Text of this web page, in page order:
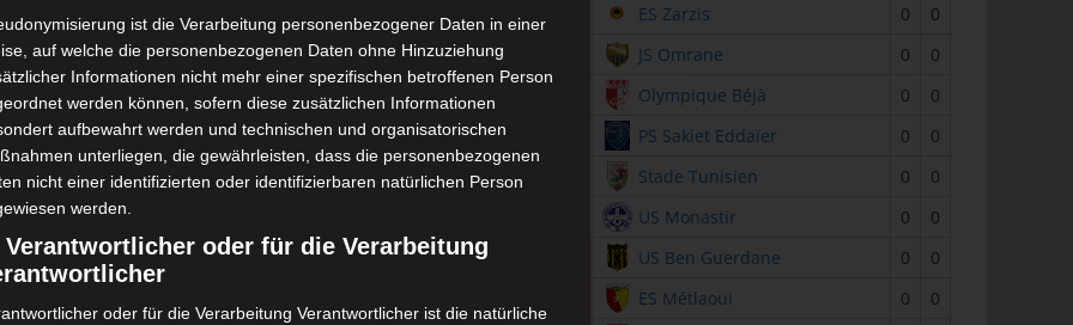
Uhr. Schiedsrichter: Badis Ben Salah. Video-
Monastirienne um 13 Uhr. Schiedsrichter: Walid
um 13 Uhr. Schiedsrichter: Seif Ouertani VAR:
ES Zarzis 0
0
JS Omrane 0
0
Olympique Béjà 0
0
PS Sakiet Eddaïer 0
0
Stade Tunisien 0
0
US Monastir 0
0
US Ben Guerdane 0
0
ES Métlaoui 0
0
ist die Verarbeitung personenbezogener Daten in einer
auf welche die personenbezogenen Daten ohne Hinzuziehung
Informationen nicht mehr einer spezifischen betroffenen Person
werden können, sofern diese zusätzlichen Informationen
aufbewahrt werden und technischen und organisatorischen
unterliegen, die gewährleisten, dass die personenbezogenen
nicht einer identifizierten oder identifizierbaren natürlichen Person
werden.
Verantwortlicher oder für die Verarbeitung
oder für die Verarbeitung Verantwortlicher ist die natürliche